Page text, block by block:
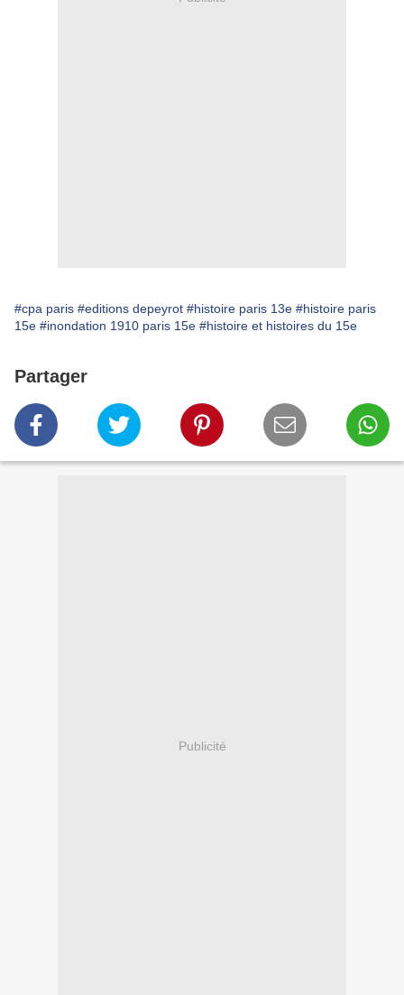
#cpa paris #editions depeyrot #histoire paris 13e #histoire paris
15e #inondation 1910 paris 15e #histoire et histoires du 15e
Partager
Publicité